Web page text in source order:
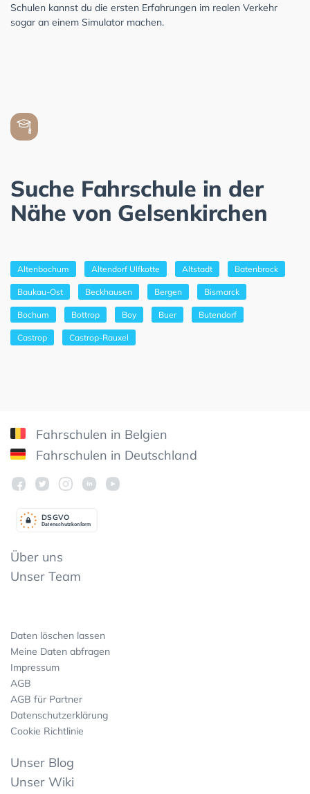
Schulen kannst du die ersten Erfahrungen im realen Verkehr
sogar an einem Simulator machen.
Suche Fahrschule in der
Nähe von Gelsenkirchen
Altenbochum Altendorf Ulfkotte Altstadt Batenbrock
Baukau-Ost Beckhausen Bergen Bismarck
Bochum Bottrop Boy Buer Butendorf
Castrop Castrop-Rauxel
Fahrschulen in Belgien
Fahrschulen in Deutschland
Datenschutzkonform
DSGVO
Über uns
Unser Team
Daten löschen lassen
Meine Daten abfragen
Impressum
AGB
AGB für Partner
Datenschutzerklärung
Cookie Richtlinie
Unser Blog
Unser Wiki